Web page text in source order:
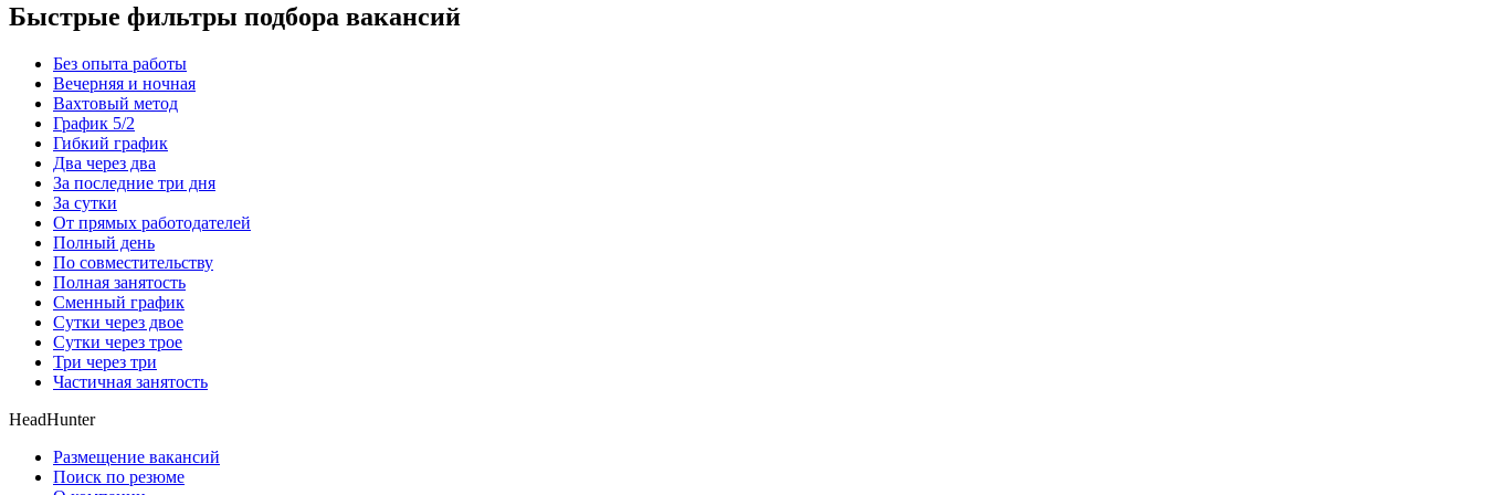
Быстрые фильтры подбора вакансий
Без опыта работы
Вечерняя и ночная
Вахтовый метод
График 5/2
Гибкий график
Два через два
За последние три дня
За сутки
От прямых работодателей
Полный день
По совместительству
Полная занятость
Сменный график
Сутки через двое
Сутки через трое
Три через три
Частичная занятость
HeadHunter
Размещение вакансий
Поиск по резюме